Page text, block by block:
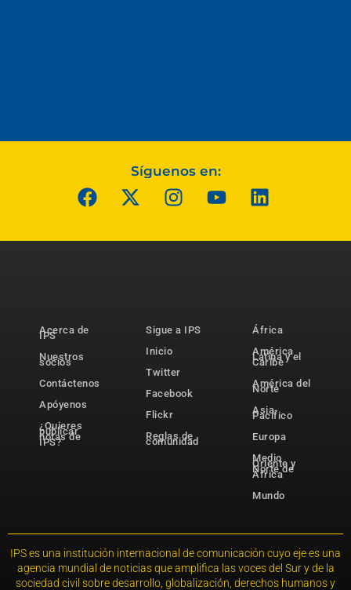
Síguenos en:
Acerca de
IPS
Nuestros
socios
Contáctenos
Apóyenos
¿Quieres
publicar
notas de
IPS?
Sigue a IPS
Inicio
Twitter
Facebook
Flickr
Reglas de
comunidad
África
América
Latina y el
Caribe
América del
Norte
Asia-
Pacífico
Europa
Medio
Oriente y
Norte de
África
Mundo
IPS es una institución internacional de comunicación cuyo eje es una
agencia mundial de noticias que amplifica las voces del Sur y de la
sociedad civil sobre desarrollo, globalización, derechos humanos y